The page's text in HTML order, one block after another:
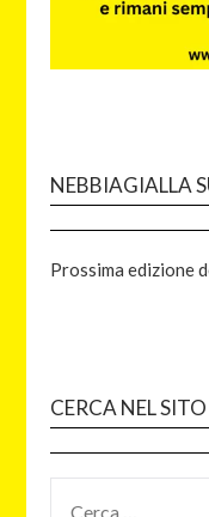
NEBBIAGIALLA
Prossima edizione
CERCA NEL SITO